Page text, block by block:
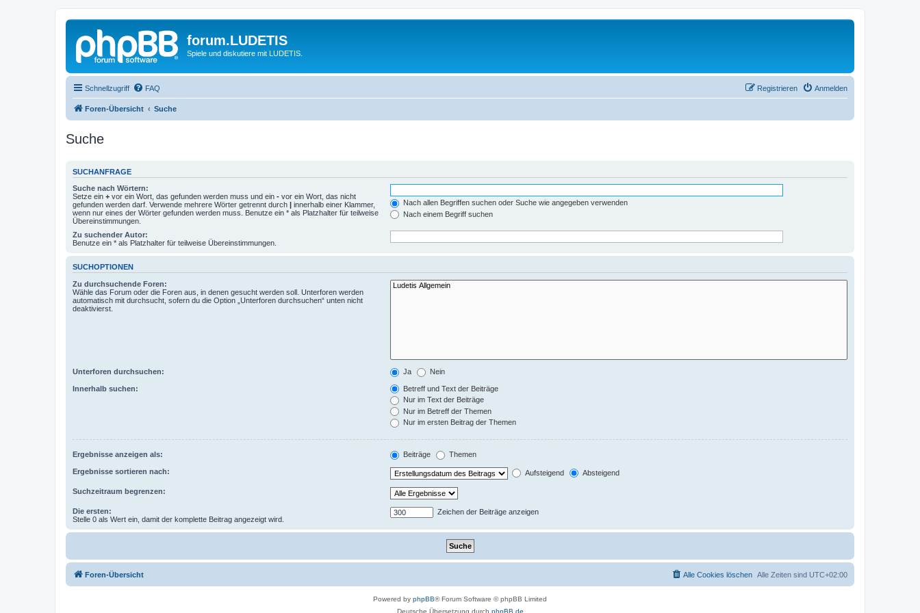
forum.LUDETIS
Spiele und diskutiere mit LUDETIS.
Schnellzugriff FAQ Anmelden
Registrieren
Foren-Übersicht Suche
Suche
SUCHANFRAGE
Suche nach Wörtern:
Setze ein + vor ein Wort, das gefunden werden muss und ein - vor ein Wort, das nicht
gefunden werden darf. Verwende mehrere Wörter getrennt durch | innerhalb einer Klammer,
wenn nur eines der Wörter gefunden werden muss. Benutze ein * als Platzhalter für teilweise
Übereinstimmungen.
Nach allen Begriffen suchen oder Suche wie angegeben verwenden
Nach einem Begriff suchen
Zu suchender Autor:
Benutze ein * als Platzhalter für teilweise Übereinstimmungen.
SUCHOPTIONEN
Zu durchsuchende Foren:
Wähle das Forum oder die Foren aus, in denen gesucht werden soll. Unterforen werden
automatisch mit durchsucht, sofern du die Option „Unterforen durchsuchen“ unten nicht
deaktivierst.
Unterforen durchsuchen: Ja Nein
Innerhalb suchen:
Betreff und Text der Beiträge
Nur im Text der Beiträge
Nur im Betreff der Themen
Nur im ersten Beitrag der Themen
Ergebnisse anzeigen als: Beiträge Themen
Ergebnisse sortieren nach: Aufsteigend Absteigend
Suchzeitraum begrenzen:
Die ersten:
Stelle 0 als Wert ein, damit der komplette Beitrag angezeigt wird.
Zeichen der Beiträge anzeigen
Foren-Übersicht Alle Zeiten sind UTC+02:00
Alle Cookies löschen
Powered by phpBB® Forum Software © phpBB Limited
Deutsche Übersetzung durch phpBB.de